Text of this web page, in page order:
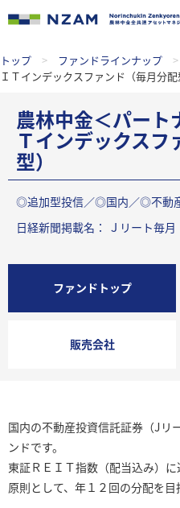
トップ > ファンドラインナップ >
ＩＴインデックスファンド（毎月分配
農林中金＜パート
Ｔインデックス
型）
◎追加型投信／◎国内／◎不動
日経新聞掲載名： Ｊリート毎月
ファンドトップ
販売会社
国内の不動産投資信託証券（Jリ
ンドです。
東証ＲＥＩＴ指数（配当込み）に
原則として、年１２回の分配を目